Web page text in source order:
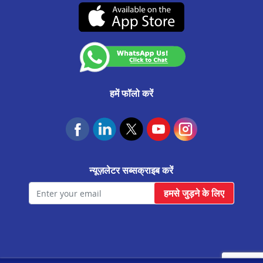
मेरठ मे बिज़नेस लोन
सीतापुर मे बिज़नेस लोन
बुलंदशहर मे बिज़नेस लोन
चंदौसी मे बिज़नेस लोन
सहारनपुर मे बिज़नेस लोन
आगरा सिकंदरा मे बिज़नेस लोन
हाथरस मे बिज़नेस लोन
हापुड़ मे बिज़नेस लोन
(07-दिसंबर-2026 तक वैध)
हमें फॉलो करें
न्यूज़लेटर सब्सक्राइब करें
हमसे जुड़ने के लिए